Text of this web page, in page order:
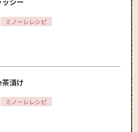
ミノーレレシピ
漬け
ミノーレレシピ